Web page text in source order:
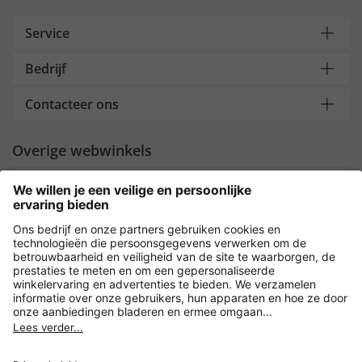
Service
Bedrijf
Contacteer ons
Overige webwinkels
Nederland
Payment and Delivery
Versleuteling met